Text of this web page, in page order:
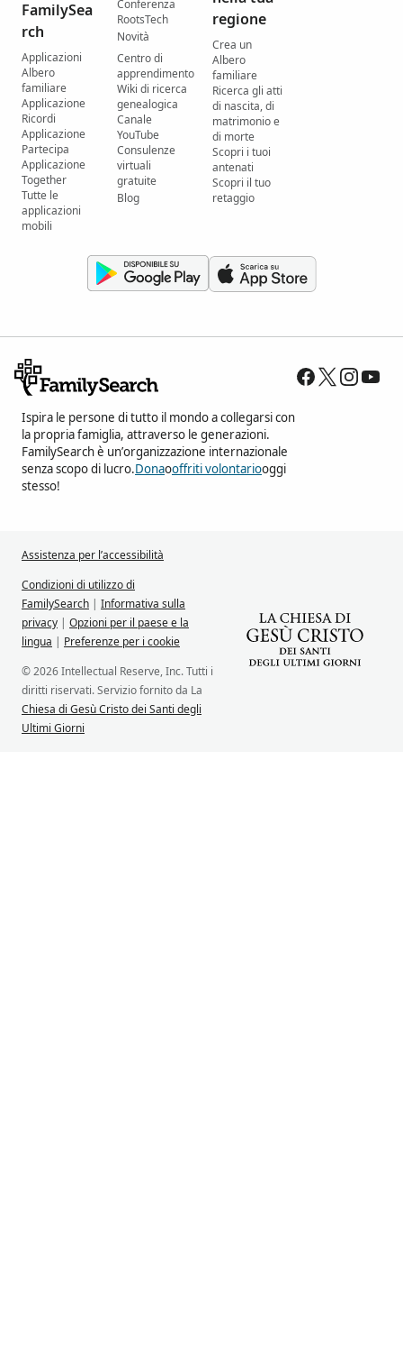
FamilySea
rch
Applicazioni
Albero
familiare
Applicazione
Ricordi
Applicazione
Partecipa
Applicazione
Together
Tutte le
applicazioni
mobili
Conferenza
RootsTech
Novità
Centro di
apprendimento
Wiki di ricerca
genealogica
Canale
YouTube
Consulenze
virtuali
gratuite
Blog
regione
Crea un
Albero
familiare
Ricerca gli atti
di nascita, di
matrimonio e
di morte
Scopri i tuoi
antenati
Scopri il tuo
retaggio
Ispira le persone di tutto il mondo a collegarsi con
la propria famiglia, attraverso le generazioni.
FamilySearch è un’organizzazione internazionale
senza scopo di lucro.Donaooffriti volontariooggi
stesso!
Assistenza per l’accessibilità
Condizioni di utilizzo di
FamilySearch | Informativa sulla
privacy | Opzioni per il paese e la
lingua | Preferenze per i cookie
© 2026 Intellectual Reserve, Inc. Tutti i
diritti riservati. Servizio fornito da La
Chiesa di Gesù Cristo dei Santi degli
Ultimi Giorni